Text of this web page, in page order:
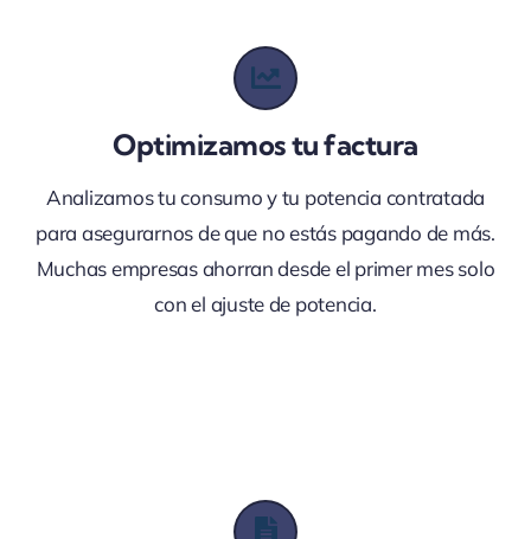
Optimizamos tu factura
Analizamos tu consumo y tu potencia contratada
para asegurarnos de que no estás pagando de más.
Muchas empresas ahorran desde el primer mes solo
con el ajuste de potencia.